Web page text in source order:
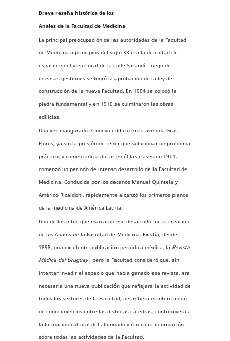
Breve reseña histórica de los
Anales de la Facultad de Medicina
La principal preocupación de las autoridades de la Facultad
de Medicina a principios del siglo XX era la dificultad de
espacio en el viejo local de la calle Sarandí. Luego de
intensas gestiones se logró la aprobación de la ley de
construcción de la nueva Facultad. En 1904 se colocó la
piedra fundamental y en 1910 se culminaron las obras
edilicias.
Una vez inaugurado el nuevo edificio en la avenida Gral.
Flores, ya sin la presión de tener que solucionar un problema
práctico, y comenzado a dictar en él las clases en 1911,
comenzó un período de intenso desarrollo de la Facultad de
Medicina. Conducida por los decanos Manuel Quintela y
Américo Ricaldoni, rápidamente alcanzó los primeros planos
de la medicina de América Latina.
Uno de los hitos que marcaron ese desarrollo fue la creación
de los Anales de la Facultad de Medicina. Existía, desde
1898, una excelente publicación periódica médica, la Revista
Médica del Uruguay, pero la Facultad consideró que, sin
intentar invadir el espacio que había ganado esa revista, era
necesaria una nueva publicación que reflejara la actividad de
todos los sectores de la Facultad, permitiera el intercambio
de conocimientos entre las distintas cátedras, contribuyera a
la formación cultural del alumnado y ofreciera información
sobre todas las actividades de la Facultad.